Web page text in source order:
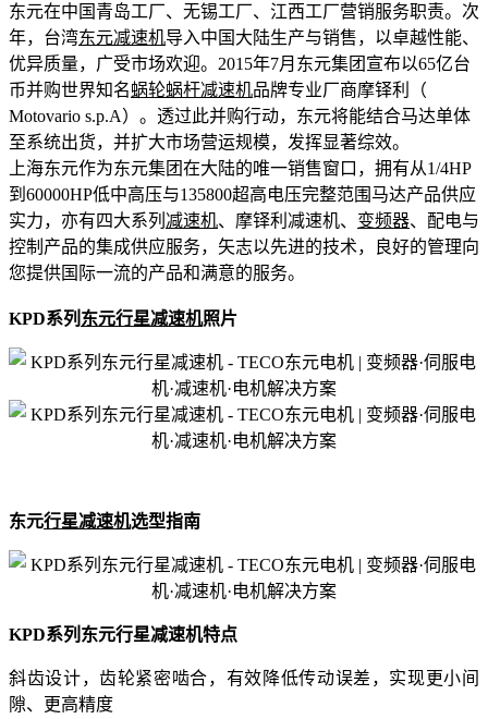
东元在中国青岛工厂、无锡工厂、江西工厂营销服务职责。次
年，台湾东元减速机导入中国大陆生产与销售，以卓越性能、
优异质量，广受市场欢迎。2015年7月东元集团宣布以65亿台
币并购世界知名蜗轮蜗杆减速机品牌专业厂商摩铎利（
Motovario s.p.A）。透过此并购行动，东元将能结合马达单体
至系统出货，并扩大市场营运规模，发挥显著综效。
上海东元作为东元集团在大陆的唯一销售窗口，拥有从1/4HP
到60000HP低中高压与135800超高电压完整范围马达产品供应
实力，亦有四大系列 减速机、摩铎利减速机、 变频器、配电与
控制产品的集成供应服务，矢志以先进的技术，良好的管理向
您提供国际一流的产品和满意的服务。
KPD系列 东元行星减速机照片
东元行星减速机选型指南
KPD系列东元行星减速机特点
斜齿设计，齿轮紧密啮合，有效降低传动误差，实现更小间
隙、更高精度